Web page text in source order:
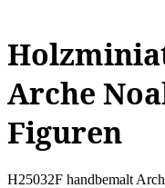
Arche
Figuren
H25032F handbemalt